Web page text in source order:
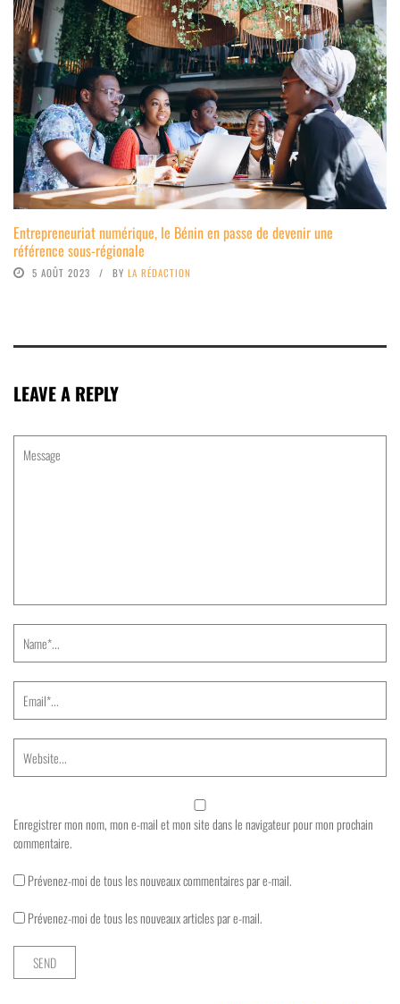
Entrepreneuriat numérique, le Bénin en passe de devenir une
référence sous-régionale
5 AOÛT 2023 BY LA RÉDACTION
LEAVE A REPLY
Enregistrer mon nom, mon e-mail et mon site dans le navigateur pour mon prochain
commentaire.
Prévenez-moi de tous les nouveaux commentaires par e-mail.
Prévenez-moi de tous les nouveaux articles par e-mail.